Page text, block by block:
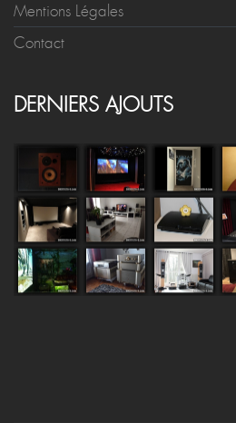
Mentions Légales
Contact
DERNIERS AJOUTS